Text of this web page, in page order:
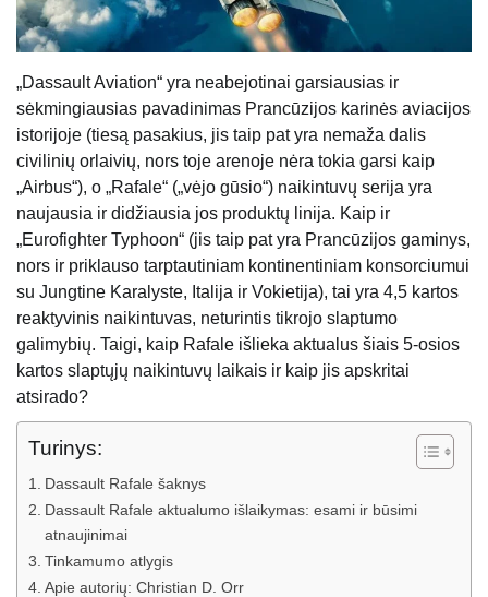
„Dassault Aviation“ yra neabejotinai garsiausias ir
sėkmingiausias pavadinimas Prancūzijos karinės aviacijos
istorijoje (tiesą pasakius, jis taip pat yra nemaža dalis
civilinių orlaivių, nors toje arenoje nėra tokia garsi kaip
„Airbus“), o „Rafale“ („vėjo gūsio“) naikintuvų serija yra
naujausia ir didžiausia jos produktų linija. Kaip ir
„Eurofighter Typhoon“ (jis taip pat yra Prancūzijos gaminys,
nors ir priklauso tarptautiniam kontinentiniam konsorciumui
su Jungtine Karalyste, Italija ir Vokietija), tai yra 4,5 kartos
reaktyvinis naikintuvas, neturintis tikrojo slaptumo
galimybių. Taigi, kaip Rafale išlieka aktualus šiais 5-osios
kartos slaptųjų naikintuvų laikais ir kaip jis apskritai
atsirado?
Turinys:
Dassault Rafale šaknys
Dassault Rafale aktualumo išlaikymas: esami ir būsimi
atnaujinimai
Tinkamumo atlygis
Apie autorių: Christian D. Orr